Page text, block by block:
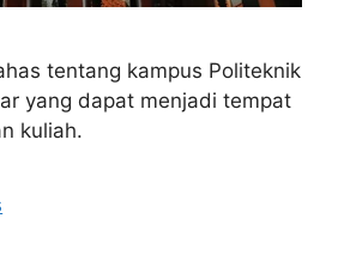
tentang kampus Politeknik
yang dapat menjadi tempat
kuliah.